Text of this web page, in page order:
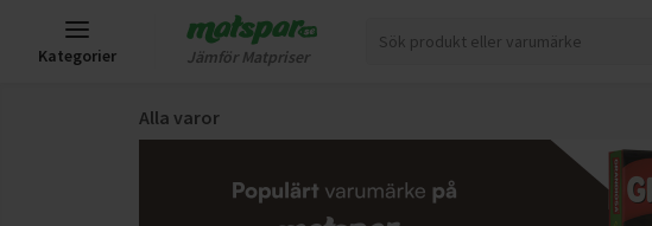
Kategorier Jämför Matpriser
Alla varor